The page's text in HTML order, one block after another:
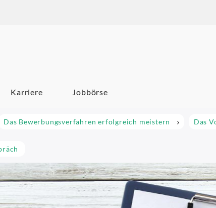
Karriere Jobbörse
Das Bewerbungsverfahren erfolgreich meistern Das